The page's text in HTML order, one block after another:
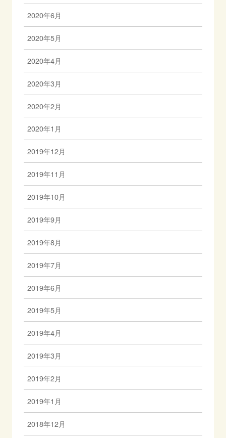
2020年6月
2020年5月
2020年4月
2020年3月
2020年2月
2020年1月
2019年12月
2019年11月
2019年10月
2019年9月
2019年8月
2019年7月
2019年6月
2019年5月
2019年4月
2019年3月
2019年2月
2019年1月
2018年12月